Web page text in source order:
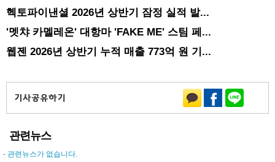
헥토파이낸셜 2026년 상반기 잠정 실적 발...
'멧챠 카멜레온' 대항마 'FAKE ME' 스팀 페...
웹젠 2026년 상반기 누적 매출 773억 원 기...
관련뉴스
- 관련뉴스가 없습니다.